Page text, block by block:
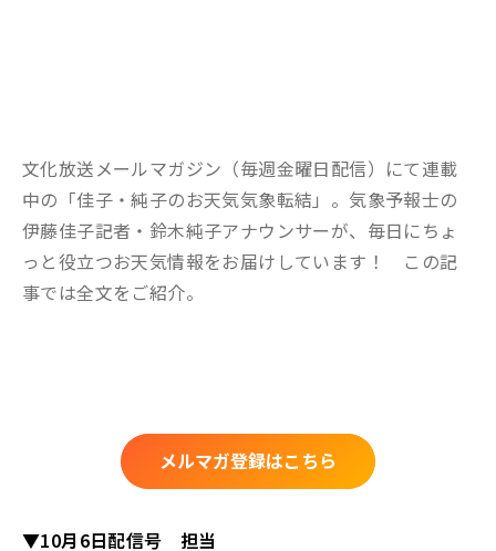
文化放送メールマガジン（毎週金曜日配信）にて連載
中の「佳子・純子のお天気気象転結」。気象予報士の
伊藤佳子記者・鈴木純子アナウンサーが、毎日にちょ
っと役立つお天気情報をお届けしています！ この記
事では全文をご紹介。
メルマガ登録はこちら
▼10月6日配信号 担当